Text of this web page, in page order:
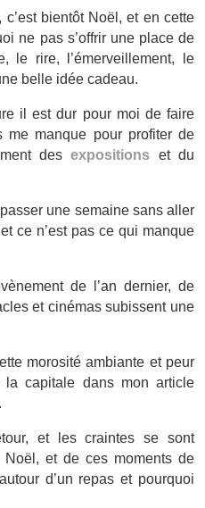
bientôt Noël, et en cette
ne pas s’offrir une place de
le rire, l’émerveillement, le
belle idée cadeau.
il est dur pour moi de faire
me manque pour profiter de
desexpositions
et du
une semaine sans aller
ce n’est pas ce qui manque
de l’an dernier, de
et cinémas subissent une
morosité ambiante et peur
capitale dans mon article
et les craintes se sont
Noël, et de ces moments de
d’un repas et pourquoi